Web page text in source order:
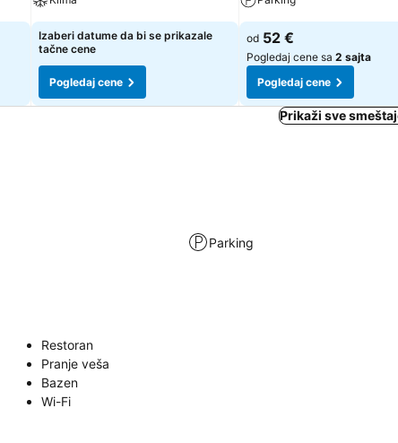
Izaberi datume da bi se prikazale
tačne cene
Pogledaj cene
od 52 €
Pogledaj cene sa 2 sajta
Pogledaj cene
Prikaži sve
Parking
Restoran
Pranje veša
Bazen
Wi-Fi